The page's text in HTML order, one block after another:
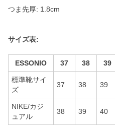
つま先厚: 1.8cm
サイズ表:
ESSONIO 37 38 39
標準靴サイ
ズ
37 38 39
NIKE/カジ
ュアル
38 39 40